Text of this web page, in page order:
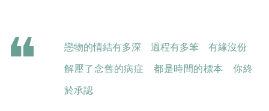
戀物的情結有多深 過程有多笨 有緣沒份
解壓了念舊的病症 都是時間的標本 你終
於承認